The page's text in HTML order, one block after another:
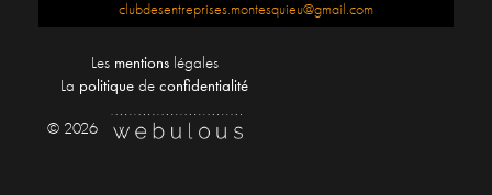
clubdesentreprises.montesquieu@gmail.com
Les mentions légales
La politique de confidentialité
© 2026